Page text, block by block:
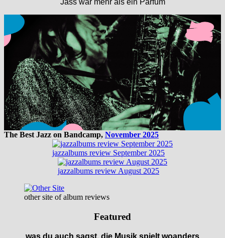
Jass war mehr als ein Parfum
The Best Jazz on Bandcamp, November 2025
jazzalbums review September 2025
jazzalbums review August 2025
other site of album reviews
Featured
was du auch sagst, die Musik spielt woanders